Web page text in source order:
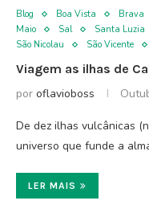
Blog Boa Vista Brava
Maio
Sal Santa Luzia
São Nicolau
São Vicente
Viagem as ilhas de
por oflavioboss
De dez ilhas vulcânicas
universo que funde a
LER MAIS